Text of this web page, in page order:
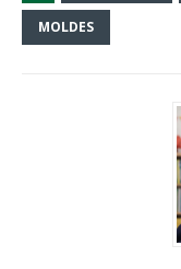
MOLDES